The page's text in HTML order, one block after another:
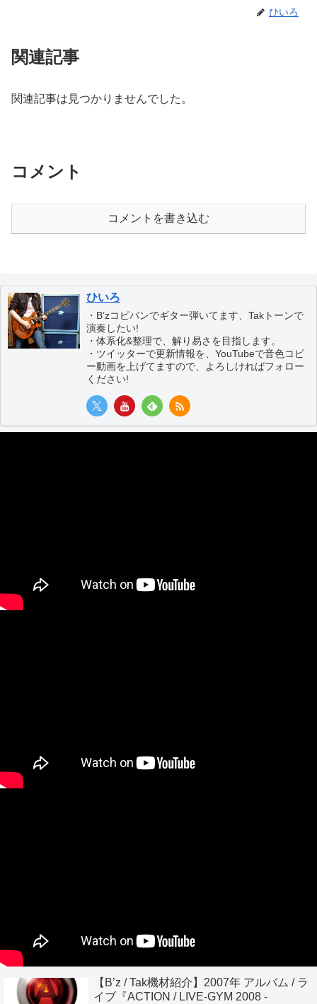
ひいろ
関連記事
関連記事は見つかりませんでした。
コメント
コメントを書き込む
ひいろ
・B’zコピバンでギター弾いてます、Takトーンで
演奏したい!
・体系化&整理で、解り易さを目指します。
・ツイッターで更新情報を、YouTubeで音色コピ
ー動画を上げてますので、よろしければフォロー
ください!
【B’z / Tak機材紹介】2007年 アルバム / ラ
イブ『ACTION / LIVE-GYM 2008 -